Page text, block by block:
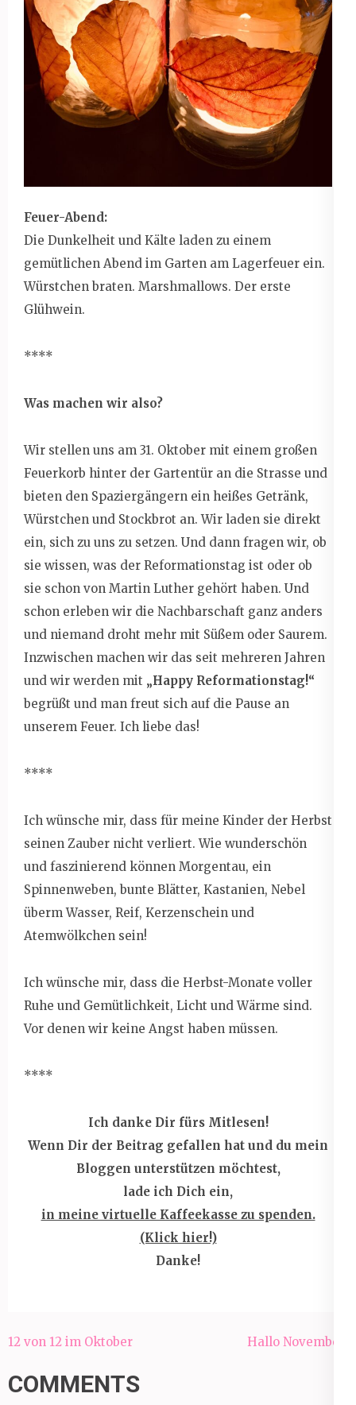
Feuer-Abend:
Die Dunkelheit und Kälte laden zu einem
gemütlichen Abend im Garten am Lagerfeuer ein.
Würstchen braten. Marshmallows. Der erste
Glühwein.
****
Was machen wir also?
Wir stellen uns am 31. Oktober mit einem großen
Feuerkorb hinter der Gartentür an die Strasse und
bieten den Spaziergängern ein heißes Getränk,
Würstchen und Stockbrot an. Wir laden sie direkt
ein, sich zu uns zu setzen. Und dann fragen wir, ob
sie wissen, was der Reformationstag ist oder ob
sie schon von Martin Luther gehört haben. Und
schon erleben wir die Nachbarschaft ganz anders
und niemand droht mehr mit Süßem oder Saurem.
Inzwischen machen wir das seit mehreren Jahren
und wir werden mit „Happy Reformationstag!“
begrüßt und man freut sich auf die Pause an
unserem Feuer. Ich liebe das!
****
Ich wünsche mir, dass für meine Kinder der Herbst
seinen Zauber nicht verliert. Wie wunderschön
und faszinierend können Morgentau, ein
Spinnenweben, bunte Blätter, Kastanien, Nebel
überm Wasser, Reif, Kerzenschein und
Atemwölkchen sein!
Ich wünsche mir, dass die Herbst-Monate voller
Ruhe und Gemütlichkeit, Licht und Wärme sind.
Vor denen wir keine Angst haben müssen.
****
Ich danke Dir fürs Mitlesen!
Wenn Dir der Beitrag gefallen hat und du mein
Bloggen unterstützen möchtest,
lade ich Dich ein,
in meine virtuelle Kaffeekasse zu spenden.
(Klick hier!)
Danke!
Beitragsnavigation
12 von 12 im Oktober Hallo November!
COMMENTS